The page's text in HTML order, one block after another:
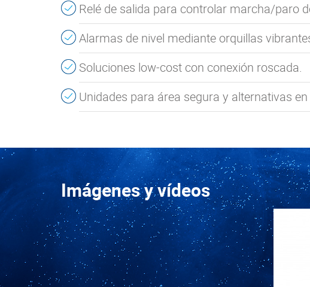
Relé de salida para controlar marcha/paro
Alarmas de nivel mediante orquillas
Soluciones low-cost con conexión roscada.
Unidades para área segura y alternativas
Imágenes y vídeos